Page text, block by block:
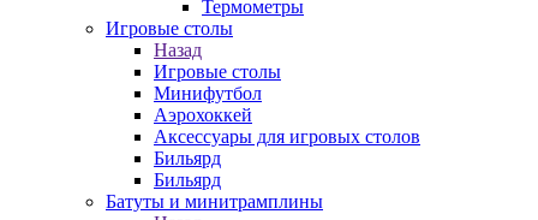
Термометры
Игровые столы
Назад
Игровые столы
Минифутбол
Аэрохоккей
Аксессуары для игровых столов
Бильяpд
Бильяpд
Батуты и минитрамплины